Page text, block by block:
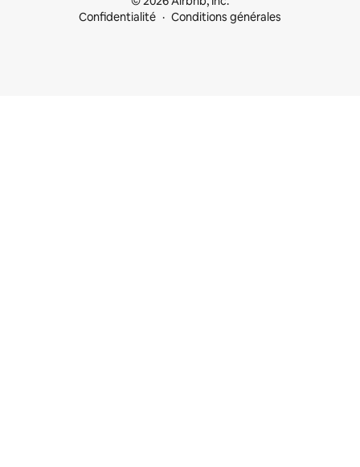
Confidentialité
Conditions générales